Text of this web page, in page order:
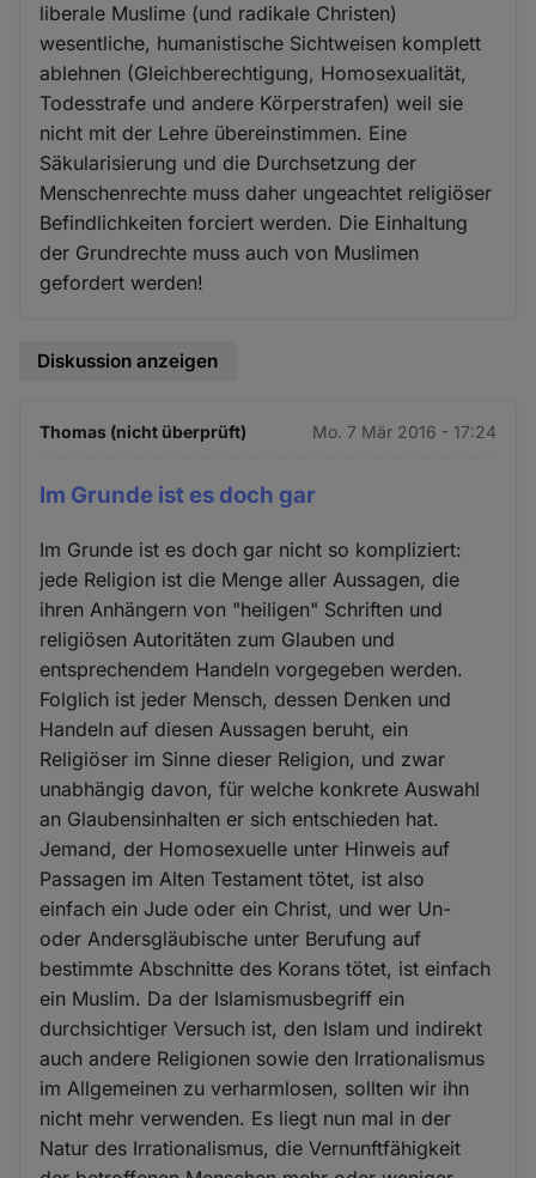
liberale Muslime (und radikale Christen)
wesentliche, humanistische Sichtweisen komplett
ablehnen (Gleichberechtigung, Homosexualität,
Todesstrafe und andere Körperstrafen) weil sie
nicht mit der Lehre übereinstimmen. Eine
Säkularisierung und die Durchsetzung der
Menschenrechte muss daher ungeachtet religiöser
Befindlichkeiten forciert werden. Die Einhaltung
der Grundrechte muss auch von Muslimen
gefordert werden!
Diskussion anzeigen
Thomas (nicht überprüft) Mo. 7 Mär 2016 - 17:24
Im Grunde ist es doch gar
Im Grunde ist es doch gar nicht so kompliziert:
jede Religion ist die Menge aller Aussagen, die
ihren Anhängern von "heiligen" Schriften und
religiösen Autoritäten zum Glauben und
entsprechendem Handeln vorgegeben werden.
Folglich ist jeder Mensch, dessen Denken und
Handeln auf diesen Aussagen beruht, ein
Religiöser im Sinne dieser Religion, und zwar
unabhängig davon, für welche konkrete Auswahl
an Glaubensinhalten er sich entschieden hat.
Jemand, der Homosexuelle unter Hinweis auf
Passagen im Alten Testament tötet, ist also
einfach ein Jude oder ein Christ, und wer Un-
oder Andersgläubische unter Berufung auf
bestimmte Abschnitte des Korans tötet, ist einfach
ein Muslim. Da der Islamismusbegriff ein
durchsichtiger Versuch ist, den Islam und indirekt
auch andere Religionen sowie den Irrationalismus
im Allgemeinen zu verharmlosen, sollten wir ihn
nicht mehr verwenden. Es liegt nun mal in der
Natur des Irrationalismus, die Vernunftfähigkeit